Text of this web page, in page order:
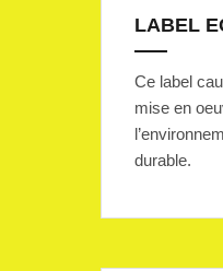
LABEL
Ce label
mise en
durable.